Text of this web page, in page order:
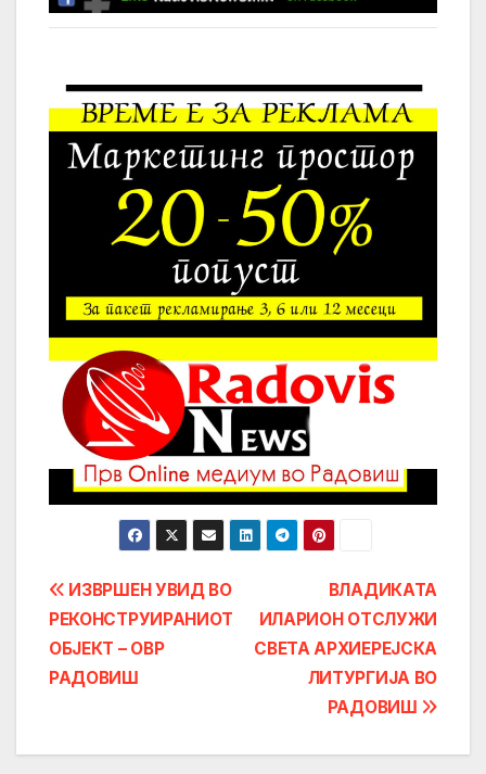
Post
navigation
ВЛАДИКАТА
ИЛАРИОН ОТСЛУЖИ
СВЕТА АРХИЕРЕЈСКА
ЛИТУРГИЈА ВО
РАДОВИШ
ИЗВРШЕН УВИД ВО
РЕКОНСТРУИРАНИОТ
ОБЈЕКТ – ОВР
РАДОВИШ